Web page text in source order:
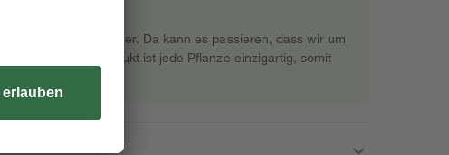
direkt beim Gärtner. Da kann es passieren, dass wir um
Als Naturprodukt ist jede Pflanze einzigartig, somit